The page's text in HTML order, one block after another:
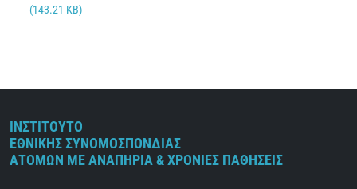
(143.21 KB)
ΙΝΣΤΙΤΟΥΤΟ
ΕΘΝΙΚΗΣ ΣΥΝΟΜΟΣΠΟΝΔΙΑΣ
ΑΤΟΜΩΝ ΜΕ ΑΝΑΠΗΡΙΑ & ΧΡΟΝΙΕΣ ΠΑΘΗΣΕΙΣ